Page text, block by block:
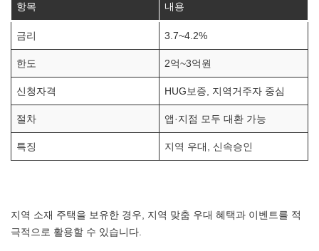
항목 내용
금리 3.7~4.2%
한도 2억~3억원
신청자격 HUG보증, 지역거주자 중심
절차 앱·지점 모두 대환 가능
특징 지역 우대, 신속승인
지역 소재 주택을 보유한 경우, 지역 맞춤 우대 혜택과 이벤트를 적
극적으로 활용할 수 있습니다.